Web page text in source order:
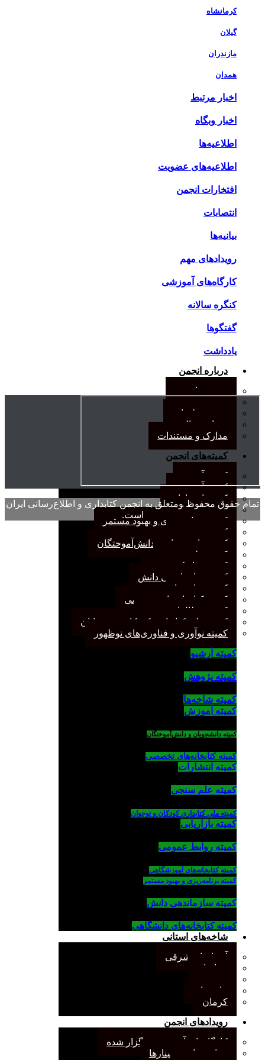
کرمانشاه
گیلان
مازندران
همدان
اخبار مرتبط
اخبار وبگاه
اطلاعیه‌ها
اطلاعیه‌های عضویت
افتخارات انجمن
انتصابات
بیانیه‌ها
رویدادهای مهم
کارگاه‌های آموزشی
کنگره سالانه
گفتگوها
یادداشت
درباره انجمن
معرفی انجمن
صورت‌جلسات
همیاری مالی
مدارک و مستندات
کمیته‌های انجمن
کمیته آرشیو
کمیته آموزش
کمیته انتشارات
کمیته بازاریابی
کمیته برنامه‌ریزی و بهبود مستمر
کمیته پژوهش
کمیته دانشجویان و دانش‌آموختگان
کمیته علم سنجی
کمیته روابط عمومی
کمیته سازماندهی دانش
کمیته شاخه‌ها
کمیته کتابخانه‌های تخصصی
کمیته مطالعات صنفی
کمیته ملی کتابداری کودکان و نوجوانان
کمیته نوآوری و فناوری‌های نوظهور
کمیته آرشیو
کمیته پژوهش
کمیته شاخه‌ها
کمیته آموزش
کمیته دانشجویان و دانش‌آموختگان
کمیته کتابخانه‌های تخصصی
کمیته انتشارات
کمیته علم سنجی
کمیته ملی کتابداری کودکان و نوجوان
کمیته بازاریابی
کمیته روابط عمومی
كميته كتابخانه‌هاي آموزشگاهي
کمیته برنامه‌ریزی و بهبود مستمر
کمیته سازماندهی دانش
کمیته کتابخانه‌های دانشگاهی
شاخه‌های استانی
آذربایجان شرقی
خراسان
مازندران
کرمان
رویدادهای انجمن
کارگاههای آموزشی برگزار شده
همایش‌ها و سمینارها
تمام حقوق محفوظ ومتعلق به انجمن کتابداری و اطلاع‌رسانی ایران
است.